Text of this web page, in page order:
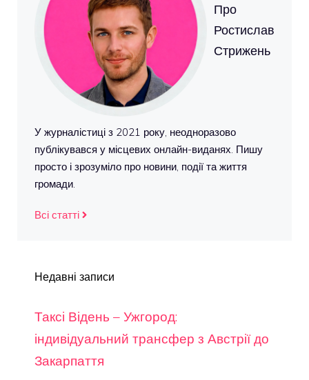
Про
Ростислав
Стрижень
У журналістиці з 2021 року, неодноразово
публікувався у місцевих онлайн-виданях. Пишу
просто і зрозуміло про новини, події та життя
громади.
Всі статті
Недавні записи
Таксі Відень – Ужгород:
індивідуальний трансфер з Австрії до
Закарпаття